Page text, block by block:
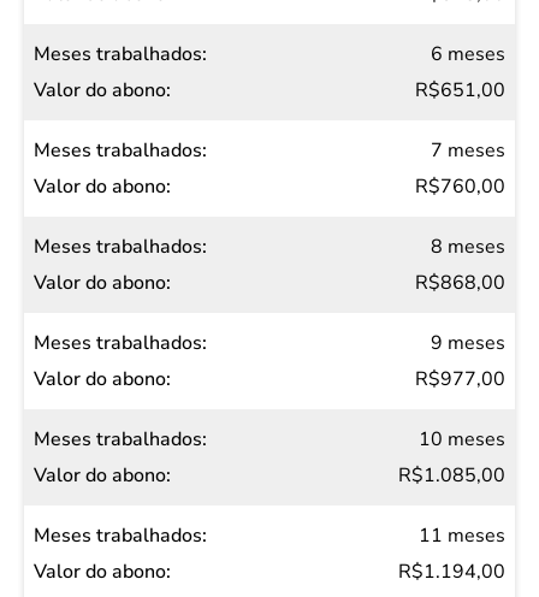
6 meses
R$651,00
7 meses
R$760,00
8 meses
R$868,00
9 meses
R$977,00
10 meses
R$1.085,00
11 meses
R$1.194,00